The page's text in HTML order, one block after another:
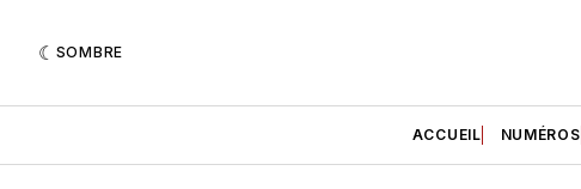
SOMBRE
ACCUEIL NUMÉROS